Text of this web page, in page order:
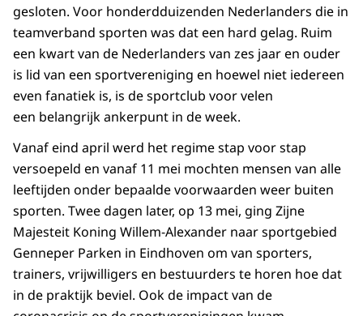
gesloten. Voor honderdduizenden Nederlanders die in
teamverband sporten was dat een hard gelag. Ruim
een kwart van de Nederlanders van zes jaar en ouder
is lid van een sportvereniging en hoewel niet iedereen
even fanatiek is, is de sportclub voor velen
een belangrijk ankerpunt in de week.
Vanaf eind april werd het regime stap voor stap
versoepeld en vanaf 11 mei mochten mensen van alle
leeftijden onder bepaalde voorwaarden weer buiten
sporten. Twee dagen later, op 13 mei, ging Zijne
Majesteit Koning Willem-Alexander naar sportgebied
Genneper Parken in Eindhoven om van sporters,
trainers, vrijwilligers en bestuurders te horen hoe dat
in de praktijk beviel. Ook de impact van de